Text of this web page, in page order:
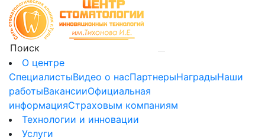
О центре
СпециалистыВидео о насПартнерыНаградыНаши
работыВакансииОфициальная
информацияСтраховым компаниям
Технологии и инновации
Услуги